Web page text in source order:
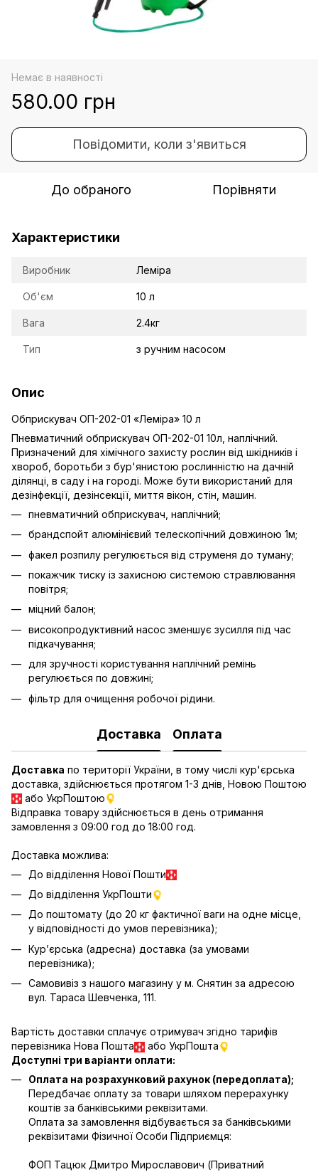
Немає в наявності
580.00 грн
Повідомити, коли з'явиться
До обраного Порівняти
Характеристики
Виробник Леміра
Об'єм 10 л
Вага 2.4кг
Тип з ручним насосом
Опис
Обприскувач ОП-202-01 «Леміра» 10 л
Пневматичний обприскувач ОП-202-01 10л, наплічний.
Призначений для хімічного захисту рослин від шкідників і
хвороб, боротьби з бур'янистою рослинністю на дачній
ділянці, в саду і на городі. Може бути використаний для
дезінфекції, дезінсекції, миття вікон, стін, машин.
пневматичний обприскувач, наплічний;
брандспойт алюмінієвий телескопічний довжиною 1м;
факел розпилу регулюється від струменя до туману;
покажчик тиску із захисною системою стравлювання
повітря;
міцний балон;
високопродуктивний насос зменшує зусилля під час
підкачування;
для зручності користування наплічний ремінь
регулюється по довжині;
фільтр для очищення робочої рідини.
Доставка Оплата
Доставка по території України, в тому числі кур'єрська
доставка, здійснюється протягом 1-3 днів, Новою Поштою
або УкрПоштою
Відправка товару здійснюється в день отримання
замовлення з 09:00 год до 18:00 год.
Доставка можлива:
До відділення Нової Пошти
До відділення УкрПошти
До поштомату (до 20 кг фактичної ваги на одне місце,
у відповідності до умов перевізника);
Кур’єрська (адресна) доставка (за умовами
перевізника);
Самовивіз з нашого магазину у м. Снятин за адресою
вул. Тараса Шевченка, 111.
Вартість доставки сплачує отримувач згідно тарифів
перевізника Нова Пошта
або УкрПошта
Доступні три варіанти оплати:
Оплата на розрахунковий рахунок (передоплата);
Передбачає оплату за товари шляхом перерахунку
коштів за банківськими реквізитами.
Оплата за замовлення відбувається за банківськими
реквізитами Фізичної Особи Підприємця:
ФОП Тацюк Дмитро Мирославович (Приватний